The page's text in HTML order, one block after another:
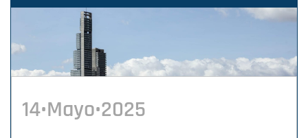
14•Mayo•2025